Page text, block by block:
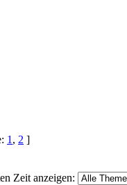
1 , 2 ]
Zeit anzeigen: